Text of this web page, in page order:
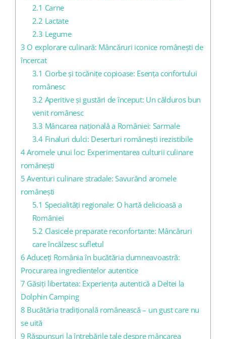
2.1 Carne
2.2 Lactate
2.3 Legume
3 O explorare culinară: Mâncăruri iconice românești de
încercat
3.1 Ciorbe și tocănițe copioase: Esența confortului
românesc
3.2 Aperitive și gustări de început: Un călduros bun
venit românesc
3.3 Mâncarea națională a României: Sarmale
3.4Finaluri dulci: Deserturi românești irezistibile
4Aromele unui loc: Experimentarea culturii culinare
românești
5 Aventuri culinare stradale: Savurând aromele
românești
5.1 Specialități regionale: O hartă delicioasă a
României
5.2 Clasicele preparate reconfortante: Mâncăruri
care încălzesc sufletul
6 Aduceți România în bucătăria dumneavoastră:
Procurarea ingredientelor autentice
7 Găsiți libertatea: Experiența autentică a Deltei la
Dolphin Camping
8 Bucătăria tradițională românească – un gust care nu
se uită
9 Răspunsuri la întrebările tale despre mâncarea